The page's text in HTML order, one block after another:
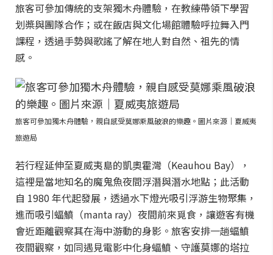
旅客可參加傳統的支架獨木舟體驗，在教練帶領下學習
划槳與團隊合作；或在飯店與文化場館體驗呼拉舞入門
課程，透過手勢與歌謠了解在地人對自然、祖先的情
感。
旅客可參加獨木舟體驗，親自感受莫娜乘風破浪的樂趣。圖片來源｜夏威夷
旅遊局
若行程延伸至夏威夷島的凱奧霍灣（Keauhou Bay），
這裡是當地知名的魔鬼魚夜間浮潛與潛水地點；此活動
自 1980 年代起發展，透過水下燈光吸引浮游生物聚集，
進而吸引蝠鱝（manta ray）夜間前來覓食，讓遊客有機
會近距離觀察其在海中游動的身影。旅客安排一趟蝠鱝
夜間觀察，如同遇見電影中化身蝠鱝、守護莫娜的塔拉